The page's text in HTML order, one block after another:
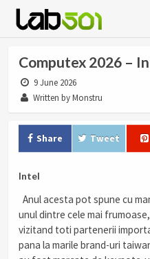
Computex 2026 –
9 June 2026
Written by Monstru
Share Tweet
Intel
Anul acesta pot spune cu
unul dintre cele mai
vizitand toti partenerii
pana la marile brand-uri